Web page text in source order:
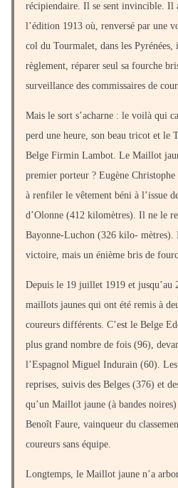
récipiendaire. Il se sent invincible. Il
l’édition 1913 où, renversé par une
col du Tourmalet, dans les
règlement, réparer seul sa fourche
surveillance des commissaires de
Mais le sort s’acharne : le voilà qui
perd une heure, son beau tricot et le
Belge Firmin Lambot. Le Maillot
premier porteur ? Eugène
à renfiler le vêtement béni à l’issue
d’Olonne (412 kilomètres). Il ne le
Bayonne-Luchon (326 kilo- mètres).
victoire, mais un énième bris de
Depuis le 19 juillet 1919 et jusqu’au
maillots jaunes qui ont été remis à
coureurs différents. C’est le Belge
plus grand nombre de fois (96),
l’Espagnol Miguel Indurain (60).
reprises, suivis des Belges (376) et
qu’un Maillot jaune (à bandes
Benoît Faure, vainqueur du
coureurs sans équipe.
Longtemps, le Maillot jaune n’a